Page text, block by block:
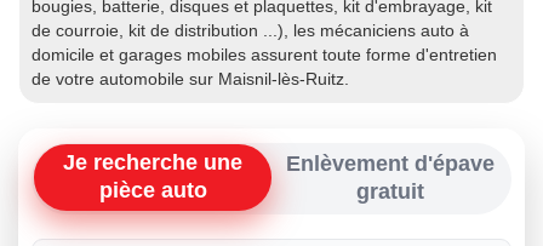
bougies, batterie, disques et plaquettes, kit d'embrayage, kit
de courroie, kit de distribution ...), les mécaniciens auto à
domicile et garages mobiles assurent toute forme d'entretien
de votre automobile sur Maisnil-lès-Ruitz.
Je recherche une
pièce auto
Enlèvement d'épave
gratuit